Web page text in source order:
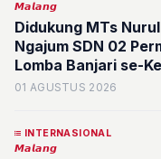
𝙈𝙖𝙡𝙖𝙣𝙜
Didukung MTs
Ngajum SDN 02
Lomba Banjari se-
Pakisaji, Siap Cetak
01 AGUSTUS 2026
INTERNASIONAL
𝙈𝙖𝙡𝙖𝙣𝙜